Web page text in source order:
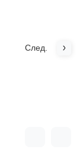
След.